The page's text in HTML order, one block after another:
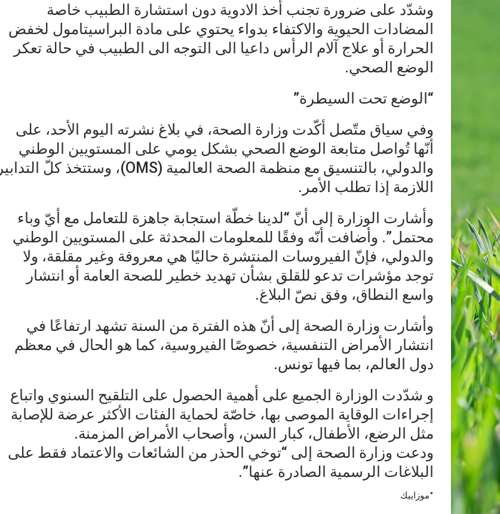
وشدّد على ضرورة تجنب أخذ الادوية دون استشارة الطبيب خاصة
المضادات الحيوية والاكتفاء بدواء يحتوي على مادة البراسيتامول لخفض
الحرارة أو علاج آلام الرأس داعيا الى التوجه الى الطبيب في حالة تعكر
الوضع الصحي.
“الوضع تحت السيطرة”
وفي سياق متّصل أكّدت وزارة الصحة، في بلاغ نشرته اليوم الأحد، على
أنّها تُواصل متابعة الوضع الصحي بشكل يومي على المستويين الوطني
والدولي، بالتنسيق مع منظمة الصحة العالمية (OMS)، وستتخذ كلّ التدابير
اللازمة إذا تطلب الأمر.
وأشارت الوزارة إلى أنّ “لدينا خطّة استجابة جاهزة للتعامل مع أيّ وباء
محتمل”. وأضافت أنّه وفقًا للمعلومات المحدثة على المستويين الوطني
والدولي، فإنّ الفيروسات المنتشرة حاليًا هي معروفة وغير مقلقة، ولا
توجد مؤشرات تدعو للقلق بشأن تهديد خطير للصحة العامة أو انتشار
واسع النطاق، وفق نصّ البلاغ.
وأشارت وزارة الصحة إلى أنّ هذه الفترة من السنة تشهد ارتفاعًا في
انتشار الأمراض التنفسية، خصوصًا الفيروسية، كما هو الحال في معظم
دول العالم، بما فيها تونس.
و شدّدت الوزارة الجميع على أهمية الحصول على التلقيح السنوي واتباع
إجراءات الوقاية الموصى بها، خاصّة لحماية الفئات الأكثر عرضة للإصابة
مثل الرضع، الأطفال، كبار السن، وأصحاب الأمراض المزمنة.
ودعت وزارة الصحة إلى “توخي الحذر من الشائعات والاعتماد فقط على
البلاغات الرسمية الصادرة عنها”.
*موزاييك